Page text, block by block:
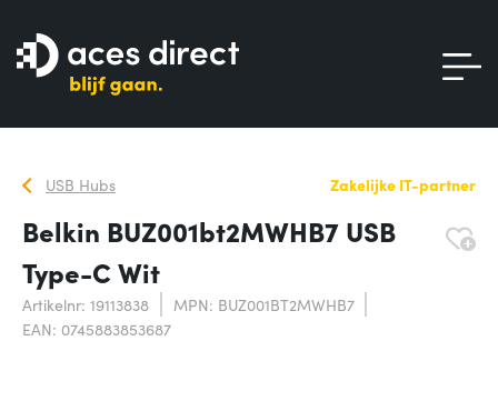
USB Hubs Zakelijke IT-partner
Belkin BUZ001bt2MWHB7 USB
Type-C Wit
Artikelnr: 19113838
MPN: BUZ001BT2MWHB7
EAN: 0745883853687